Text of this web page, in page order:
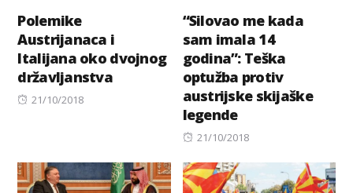
Polemike
Austrijanaca i
Italijana oko dvojnog
državljanstva
Posted
21/10/2018
“Silovao me kada
sam imala 14
godina”: Teška
optužba protiv
austrijske skijaške
legende
Posted
21/10/2018